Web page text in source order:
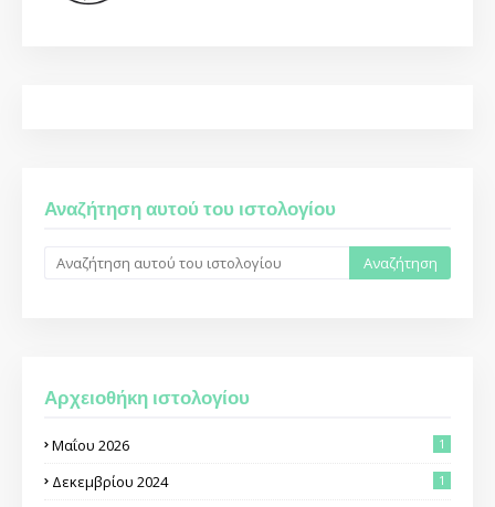
Αναζήτηση αυτού του ιστολογίου
Αρχειοθήκη ιστολογίου
Μαΐου 2026 1
Δεκεμβρίου 2024 1